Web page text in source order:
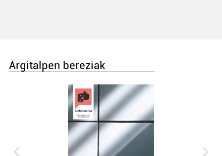
Argitalpen bereziak